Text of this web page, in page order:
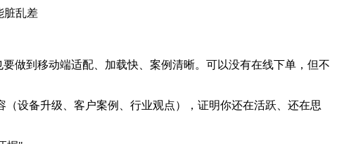
脏乱差
做到移动端适配、加载快、案例清晰。可以没有在线下单，但不
（设备升级、客户案例、行业观点），证明你还在活跃、还在思